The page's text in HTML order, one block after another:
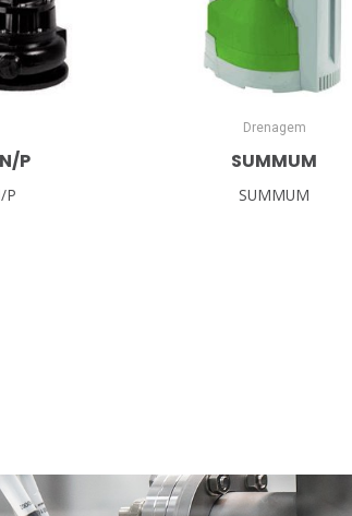
P
P
Drenagem
SUMMUM
SUMMUM